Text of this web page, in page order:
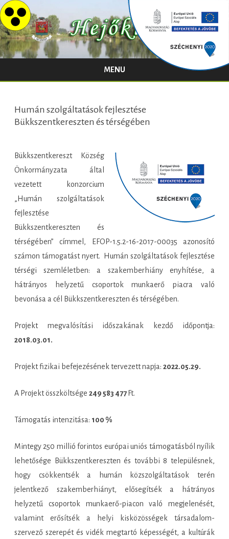
MENU
Humán szolgáltatások fejlesztése
Bükkszentkereszten és térségében
Bükkszentkereszt Község
Önkormányzata által
vezetett konzorcium
„Humán szolgáltatások
fejlesztése
Bükkszentkereszten és
térségében” címmel, EFOP-1.5.2-16-2017-00035 azonosító
számon támogatást nyert. Humán szolgáltatások fejlesztése
térségi szemléletben: a szakemberhiány enyhítése, a
hátrányos helyzetű csoportok munkaerő piacra való
bevonása a cél Bükkszentkereszten és térségében.
Projekt megvalósítási időszakának kezdő időpontja:
2018.03.01.
Projekt fizikai befejezésének tervezett napja: 2022.05.29.
A Projekt összköltsége 249 583 477Ft.
Támogatás intenzitása: 100 %
Mintegy 250 millió forintos európai uniós támogatásból nyílik
lehetősége Bükkszentkereszten és további 8 településnek,
hogy csökkentsék a humán közszolgáltatások terén
jelentkező szakemberhiányt, elősegítsék a hátrányos
helyzetű csoportok munkaerő-piacon való megjelenését,
valamint erősítsék a helyi kisközösségek társadalom-
szervező szerepét és vidék megtartó képességét, a kultúrák